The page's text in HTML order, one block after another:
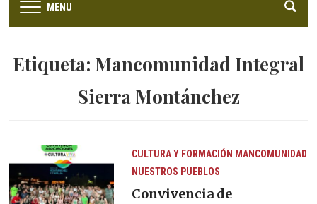
MENU
Etiqueta: Mancomunidad Integral
Sierra Montánchez
CULTURA Y FORMACIÓN MANCOMUNIDAD
NUESTROS PUEBLOS
Convivencia de